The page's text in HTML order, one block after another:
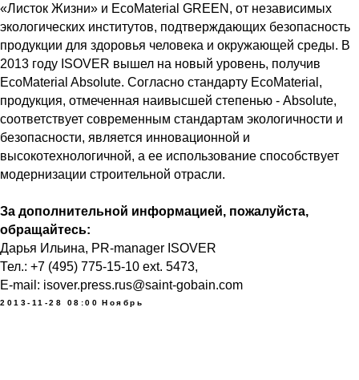
«Листок Жизни» и EcoMaterial GREEN, от независимых
экологических институтов, подтверждающих безопасность
продукции для здоровья человека и окружающей среды. В
2013 году ISOVER вышел на новый уровень, получив
EcoMaterial Absolute. Согласно стандарту EcoMаterial,
продукция, отмеченная наивысшей степенью - Absolute,
соответствует современным стандартам экологичности и
безопасности, является инновационной и
высокотехнологичной, а ее использование способствует
модернизации строительной отрасли.
За дополнительной информацией, пожалуйста,
обращайтесь:
Дарья Ильина, PR-manager ISOVER
Тел.: +7 (495) 775-15-10 ext. 5473,
E-mail: isover.press.rus@saint-gobain.com
2013-11-28 08:00 Ноябрь